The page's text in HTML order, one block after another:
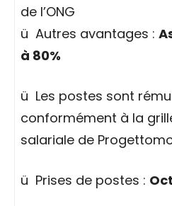
de l’ONG
ü Autres avantages :
à 80%
ü Les postes sont
conformément à la
salariale de
ü Prises de postes :